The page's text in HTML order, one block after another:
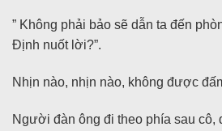
” Không phải bảo sẽ dẫn ta đến
Định nuốt lời?”.
Nhịn nào, nhịn nào, không được
Người đàn ông đi theo phía sau